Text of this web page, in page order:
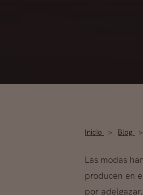
Inicio Blog
Las modas
producen en
por